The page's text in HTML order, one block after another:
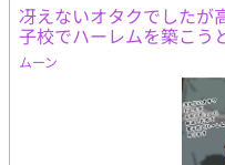
冴えないオタクでしたが
子校でハーレムを築こう
ムーン